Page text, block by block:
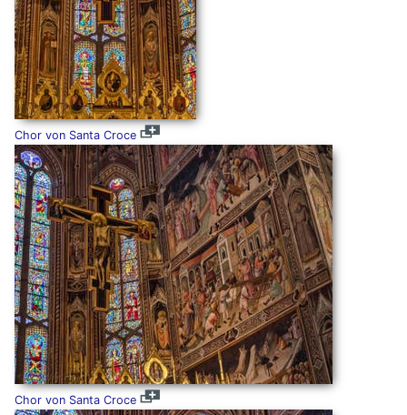
Chor von Santa Croce
Chor von Santa Croce